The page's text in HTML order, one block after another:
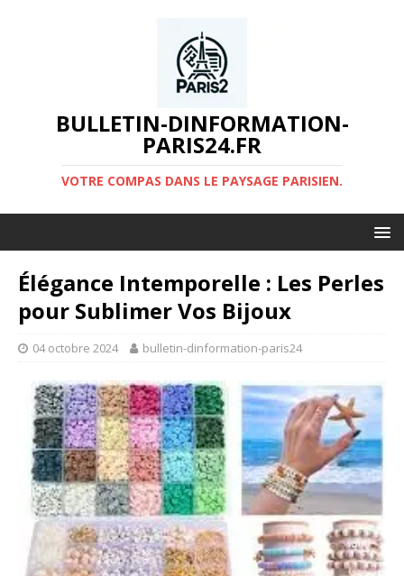
BULLETIN-DINFORMATION-
PARIS24.FR
VOTRE COMPAS DANS LE PAYSAGE PARISIEN.
Élégance Intemporelle : Les Perles
pour Sublimer Vos Bijoux
04 octobre 2024 bulletin-dinformation-paris24